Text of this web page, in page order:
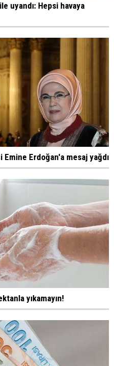
uyandı: Hepsi havaya
Emine Erdoğan'a mesaj yağdı
yıkamayın!